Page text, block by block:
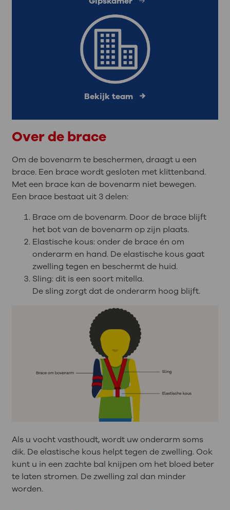
Bekijk team
Over de brace
Om de bovenarm te beschermen, draagt u een
brace. Een brace wordt gesloten met klittenband.
Met een brace kan de bovenarm niet bewegen.
Een brace bestaat uit 3 delen:
Brace om de bovenarm. Door de brace blijft
het bot van de bovenarm op zijn plaats.
Elastische kous: onder de brace én om
onderarm en hand. De elastische kous gaat
zwelling tegen en beschermt de huid.
Sling: dit is een soort mitella.
De sling zorgt dat de onderarm hoog blijft.
Als u vocht vasthoudt, wordt uw onderarm soms
dik. De elastische kous helpt tegen de zwelling. Ook
kunt u in een zachte bal knijpen om het bloed beter
te laten stromen. De zwelling zal dan minder
worden.